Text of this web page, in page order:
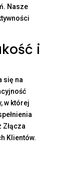
Nasze
i
się na
w której
Klientów.